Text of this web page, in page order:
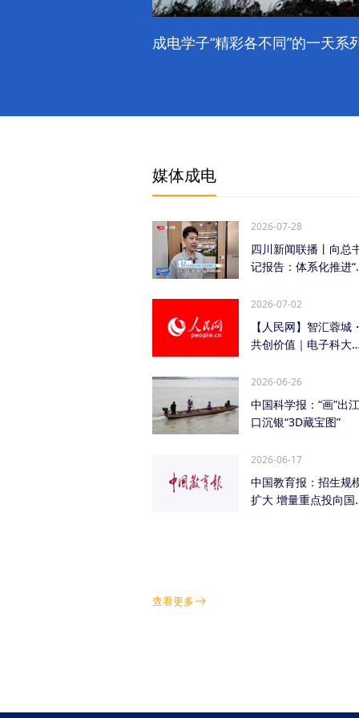
成电学子“精彩各不同”的一天系
媒体成电
2026-07-28
四川新闻联播丨向总
记报告：体系化推进“
2026-07-02
【人民网】智汇蓉城
共创价值｜电子科大
2026-06-26
中国科学报：“画”出江
口沉银“3D藏宝图”
2026-06-17
中国教育报：招生规
扩大 增量重点投向国
查看更多